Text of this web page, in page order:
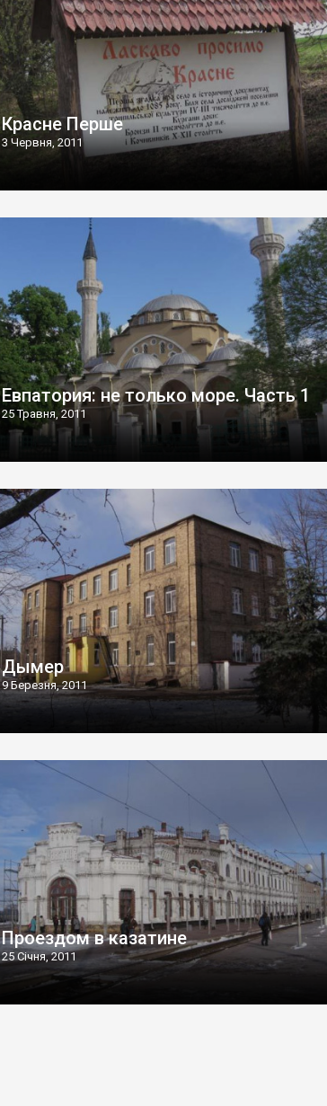
Красне Перше
3 Червня, 2011
Евпатория: не только море. Часть 1
25 Травня, 2011
Дымер
9 Березня, 2011
Проездом в казатине
25 Січня, 2011